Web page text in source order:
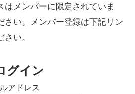
はメンバーに限定されていま
さい。メンバー登録は下記リン
い。
グイン
アドレス